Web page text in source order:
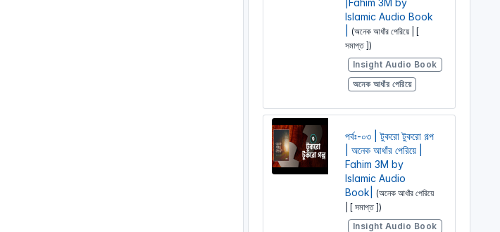
|Fahim 3M by
Islamic Audio Book
(অনেক আধাঁর পেরিয়ে | [
সমাপ্ত ])
Insight Audio Book
অনেক আধাঁর পেরিয়ে
পর্বঃ-০৩ | টুকরো টুকরো গল্প
| অনেক আধাঁর পেরিয়ে |
Fahim 3M by
Islamic Audio
Book|
(অনেক আধাঁর পেরিয়ে
| [ সমাপ্ত ])
Insight Audio Book